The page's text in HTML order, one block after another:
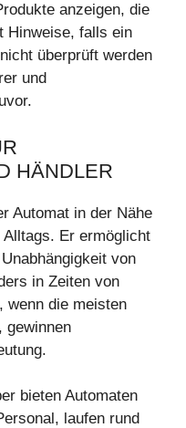
anzeigen, die
Hinweise, falls ein
überprüft werden
und
HÄNDLER
Automat in der Nähe
Er ermöglicht
von
in Zeiten von
wenn die meisten
gewinnen
bieten Automaten
laufen rund